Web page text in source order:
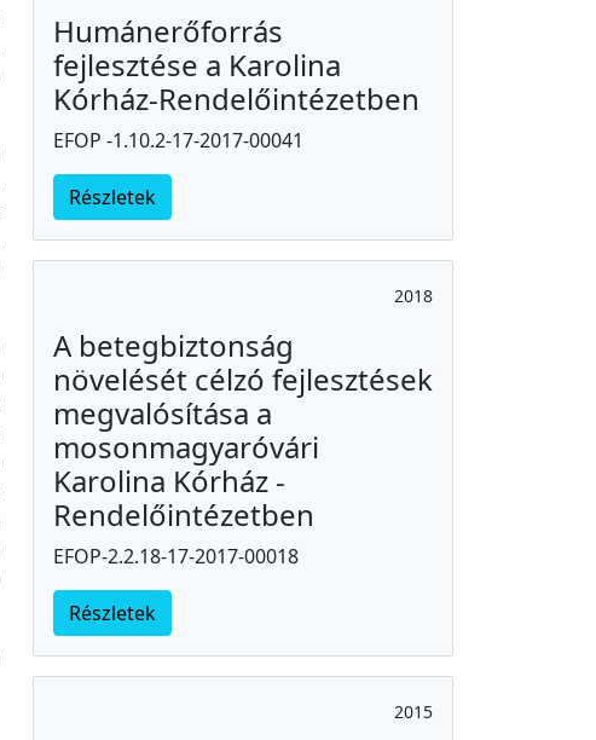
Humánerőforrás
fejlesztése a Karolina
Kórház-Rendelőintézetben
EFOP -1.10.2-17-2017-00041
Részletek
2018
A betegbiztonság
növelését célzó fejlesztések
megvalósítása a
mosonmagyaróvári
Karolina Kórház -
Rendelőintézetben
EFOP-2.2.18-17-2017-00018
Részletek
2015